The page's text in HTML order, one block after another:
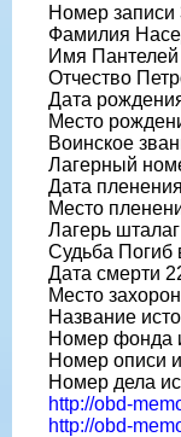
Номер записи
Фамилия
Имя Пантелей
Отчество
Дата
Место
Воинское
Лагерный
Дата
Место
Лагерь
Судьба Погиб
Дата смерти
Место
Название
Номер фонда
Номер описи
Номер дела
http://obd-
http://obd-